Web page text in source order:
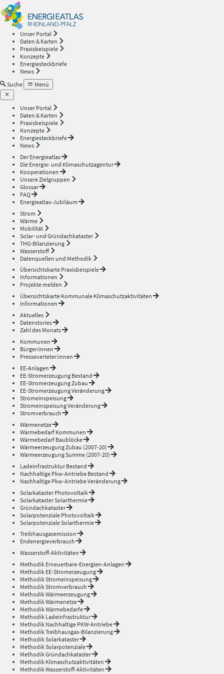
Unser Portal
Daten & Karten
Praxisbeispiele
Konzepte
Energiesteckbriefe
News
Suche
Menü
Unser Portal
Daten & Karten
Praxisbeispiele
Konzepte
Energiesteckbriefe
News
Der Energieatlas
Die Energie- und Klimaschutzagentur
Kooperationen
Unsere Zielgruppen
Glossar
FAQ
Energieatlas-Jubiläum
Strom
Wärme
Mobilität
Solar- und Gründachkataster
THG-Bilanzierung
Wasserstoff
Datenquellen und Methodik
Übersichtskarte Praxisbeispiele
Informationen
Projekte melden
Übersichtskarte Kommunale Klimaschutzaktivitäten
Informationen
Aktuelles
Datenstories
Zahl des Monats
Kommunen
Bürger:innen
Presseverteter:innen
EE-Anlagen
EE-Stromerzeugung Bestand
EE-Stromerzeugung Zubau
EE-Stromerzeugung Veränderung
Stromeinspeisung
Stromeinspeisung Veränderung
Stromverbrauch
Wärmenetze
Wärmebedarf Kommunen
Wärmebedarf Baublöcke
Wärmeerzeugung Zubau (2007-20)
Wärmeerzeugung Summe (2007-20)
Ladeinfrastruktur Bestand
Nachhaltige Pkw-Antriebe Bestand
Nachhaltige Pkw-Antriebe Veränderung
Solarkataster Photovoltaik
Solarkataster Solarthermie
Gründachkataster
Solarpotenziale Photovoltaik
Solarpotenziale Solarthermie
Treibhausgasemission
Endenergieverbrauch
Wasserstoff-Aktivitäten
Methodik Erneuerbare-Energien-Anlagen
Methodik EE-Stromerzeugung
Methodik Stromeinspeisung
Methodik Stromverbrauch
Methodik Wärmeerzeugung
Methodik Wärmenetze
Methodik Wärmebedarfe
Methodik Ladeinfrastruktur
Methodik Nachhaltige PKW-Antriebe
Methodik Treibhausgas-Bilanzierung
Methodik Solarkataster
Methodik Solarpotenziale
Methodik Gründachkataster
Methodik Klimaschutzaktivitäten
Methodik Wasserstoff-Aktivitäten